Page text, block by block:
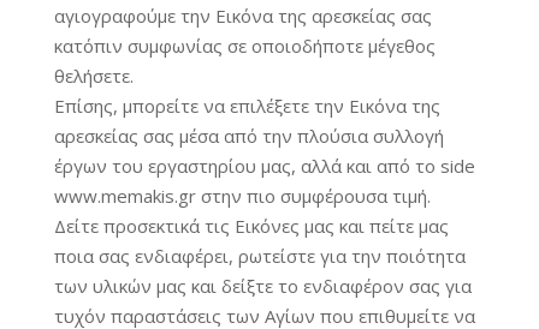
αγιογραφούμε την Εικόνα της αρεσκείας σας
κατόπιν συμφωνίας σε οποιοδήποτε μέγεθος
θελήσετε.
Επίσης, μπορείτε να επιλέξετε την Εικόνα της
αρεσκείας σας μέσα από την πλούσια συλλογή
έργων του εργαστηρίου μας, αλλά και από το side
www.memakis.gr στην πιο συμφέρουσα τιμή.
Δείτε προσεκτικά τις Εικόνες μας και πείτε μας
ποια σας ενδιαφέρει, ρωτείστε για την ποιότητα
των υλικών μας και δείξτε το ενδιαφέρον σας για
τυχόν παραστάσεις των Αγίων που επιθυμείτε να